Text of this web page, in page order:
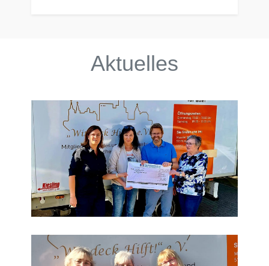
Aktuelles